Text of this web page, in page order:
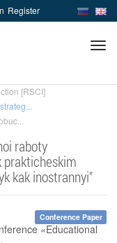
Register
[RSCI]
raboty
prakticheskim
kak inostrannyi"
Conference Paper